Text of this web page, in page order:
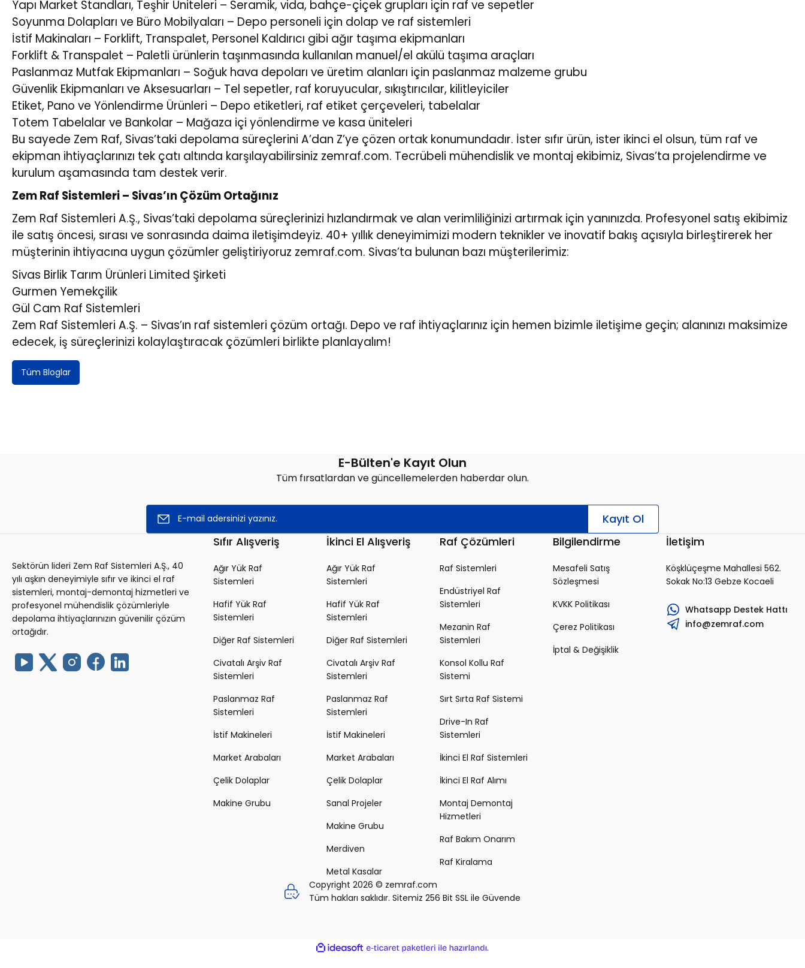
Yapı Market Standları, Teşhir Üniteleri – Seramik, vida, bahçe-çiçek grupları için raf ve sepetler
Soyunma Dolapları ve Büro Mobilyaları – Depo personeli için dolap ve raf sistemleri
İstif Makinaları – Forklift, Transpalet, Personel Kaldırıcı gibi ağır taşıma ekipmanları
Forklift & Transpalet – Paletli ürünlerin taşınmasında kullanılan manuel/el akülü taşıma araçları
Paslanmaz Mutfak Ekipmanları – Soğuk hava depoları ve üretim alanları için paslanmaz malzeme grubu
Güvenlik Ekipmanları ve Aksesuarları – Tel sepetler, raf koruyucular, sıkıştırıcılar, kilitleyiciler
Etiket, Pano ve Yönlendirme Ürünleri – Depo etiketleri, raf etiket çerçeveleri, tabelalar
Totem Tabelalar ve Bankolar – Mağaza içi yönlendirme ve kasa üniteleri
Bu sayede Zem Raf, Sivas’taki depolama süreçlerini A’dan Z’ye çözen ortak konumundadır. İster sıfır ürün, ister ikinci el olsun, tüm raf ve
ekipman ihtiyaçlarınızı tek çatı altında karşılayabilirsiniz zemraf.com. Tecrübeli mühendislik ve montaj ekibimiz, Sivas’ta projelendirme ve
kurulum aşamasında tam destek verir.
Zem Raf Sistemleri – Sivas’ın Çözüm Ortağınız
Zem Raf Sistemleri A.Ş., Sivas’taki depolama süreçlerinizi hızlandırmak ve alan verimliliğinizi artırmak için yanınızda. Profesyonel satış ekibimiz
ile satış öncesi, sırası ve sonrasında daima iletişimdeyiz. 40+ yıllık deneyimimizi modern teknikler ve inovatif bakış açısıyla birleştirerek her
müşterinin ihtiyacına uygun çözümler geliştiriyoruz zemraf.com. Sivas’ta bulunan bazı müşterilerimiz:
Sivas Birlik Tarım Ürünleri Limited Şirketi
Gurmen Yemekçilik
Gül Cam Raf Sistemleri
Zem Raf Sistemleri A.Ş. – Sivas’ın raf sistemleri çözüm ortağı. Depo ve raf ihtiyaçlarınız için hemen bizimle iletişime geçin; alanınızı maksimize
edecek, iş süreçlerinizi kolaylaştıracak çözümleri birlikte planlayalım!
Tüm Bloglar
E-Bülten'e Kayıt Olun
Tüm fırsatlardan ve güncellemelerden haberdar olun.
Kayıt Ol
Sektörün lideri Zem Raf Sistemleri A.Ş., 40
yılı aşkın deneyimiyle sıfır ve ikinci el raf
sistemleri, montaj-demontaj hizmetleri ve
profesyonel mühendislik çözümleriyle
depolama ihtiyaçlarınızın güvenilir çözüm
ortağıdır.
Sıfır Alışveriş
Ağır Yük Raf
Sistemleri
Hafif Yük Raf
Sistemleri
Diğer Raf Sistemleri
Civatalı Arşiv Raf
Sistemleri
Paslanmaz Raf
Sistemleri
İstif Makineleri
Market Arabaları
Çelik Dolaplar
Makine Grubu
İkinci El Alışveriş
Ağır Yük Raf
Sistemleri
Hafif Yük Raf
Sistemleri
Diğer Raf Sistemleri
Civatalı Arşiv Raf
Sistemleri
Paslanmaz Raf
Sistemleri
İstif Makineleri
Market Arabaları
Çelik Dolaplar
Sanal Projeler
Makine Grubu
Merdiven
Metal Kasalar
Raf Çözümleri
Raf Sistemleri
Endüstriyel Raf
Sistemleri
Mezanin Raf
Sistemleri
Konsol Kollu Raf
Sistemi
Sırt Sırta Raf Sistemi
Drive-In Raf
Sistemleri
İkinci El Raf Sistemleri
İkinci El Raf Alımı
Montaj Demontaj
Hizmetleri
Raf Bakım Onarım
Raf Kiralama
Bilgilendirme
Mesafeli Satış
Sözleşmesi
KVKK Politikası
Çerez Politikası
İptal & Değişiklik
İletişim
Köşklüçeşme Mahallesi 562.
Sokak No:13 Gebze Kocaeli
Whatsapp Destek Hattı
info@zemraf.com
Copyright 2026 © zemraf.com
Tüm hakları saklıdır. Sitemiz 256 Bit SSL ile Güvende
ideasoft
e-